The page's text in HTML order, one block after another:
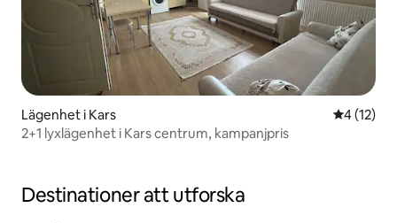
Lägenhet i Kars 4 av 5 i
4 (12)
2+1 lyxlägenhet i Kars centrum, kampanjpris
Destinationer att utforska